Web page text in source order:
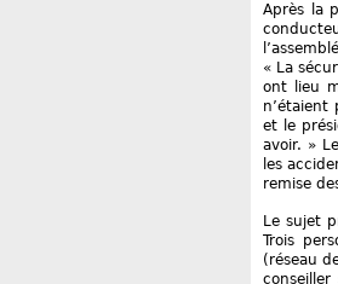
Après la
« La
ont lieu
n’étaient
et le
avoir. »
les
remise
Le sujet
Trois
(réseau